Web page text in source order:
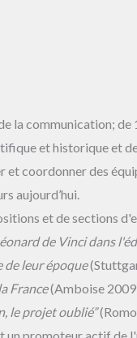
la communication;
et historique et
coordonner des
aujourd’hui.
et de sections
de Vinci dans
de leur époque
France(Amboise
le projet oublié”